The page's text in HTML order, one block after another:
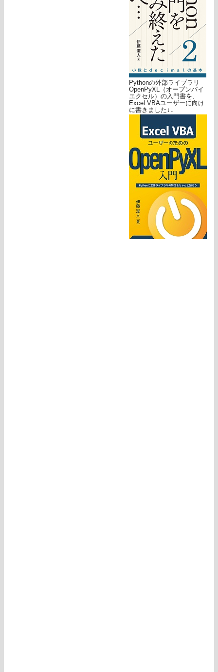
Pythonの外部ライブラリ
OpenPyXL（オープンパイ
エクセル）の入門書を、
Excel VBAユーザーに向け
に書きました↓↓